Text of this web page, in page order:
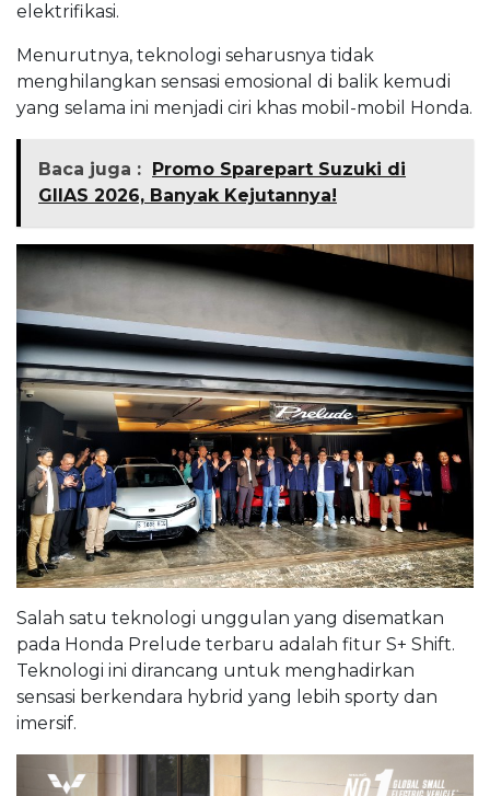
elektrifikasi.
Menurutnya, teknologi seharusnya tidak
menghilangkan sensasi emosional di balik kemudi
yang selama ini menjadi ciri khas mobil-mobil Honda.
Baca juga : Promo Sparepart Suzuki di
GIIAS 2026, Banyak Kejutannya!
Salah satu teknologi unggulan yang disematkan
pada Honda Prelude terbaru adalah fitur S+ Shift.
Teknologi ini dirancang untuk menghadirkan
sensasi berkendara hybrid yang lebih sporty dan
imersif.